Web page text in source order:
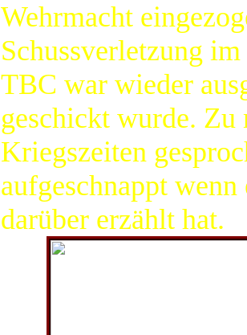
Wehrmacht
Schussverletzung
TBC war wieder
geschickt wurde.
Kriegszeiten
aufgeschnappt
darüber erzählt hat.